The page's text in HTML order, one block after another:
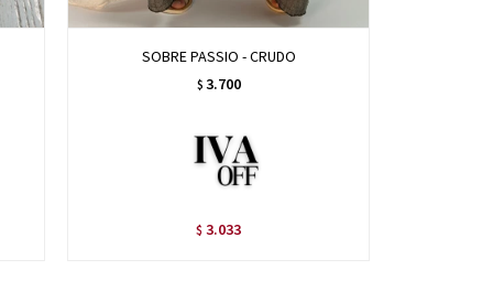
SOBRE PASSIO - CRUDO
$ 3.700
$ 3.033